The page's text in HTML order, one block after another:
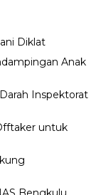
Diklat
Anak
Inspektorat
untuk